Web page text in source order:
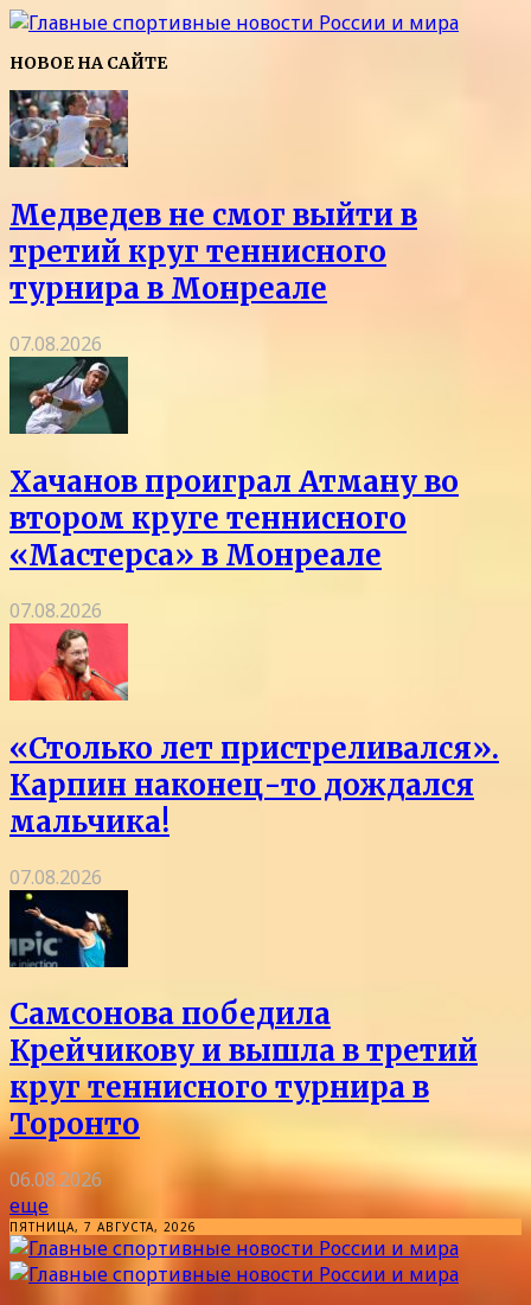
НОВОЕ НА САЙТЕ
Медведев не смог выйти в
третий круг теннисного
турнира в Монреале
07.08.2026
Хачанов проиграл Атману во
втором круге теннисного
«Мастерса» в Монреале
07.08.2026
«Столько лет пристреливался».
Карпин наконец-то дождался
мальчика!
07.08.2026
Самсонова победила
Крейчикову и вышла в третий
круг теннисного турнира в
Торонто
06.08.2026
еще
ПЯТНИЦА, 7 АВГУСТА, 2026